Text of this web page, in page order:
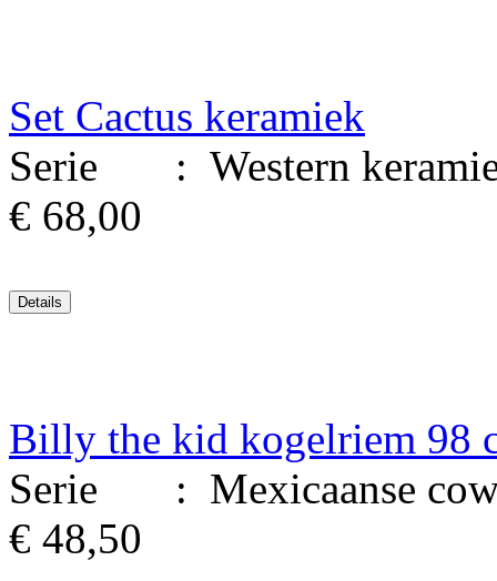
Set Cactus keramiek
Serie : Western
€ 68,00
Billy the kid kogelriem 98
Serie : Mexicaanse
€ 48,50